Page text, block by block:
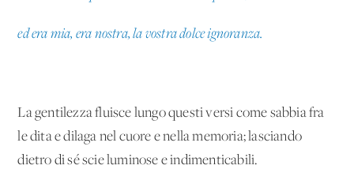
ed era mia, era nostra, la vostra dolce ignoranza.
La gentilezza fluisce lungo questi versi come sabbia fra
le dita e dilaga nel cuore e nella memoria; lasciando
dietro di sé scie luminose e indimenticabili.